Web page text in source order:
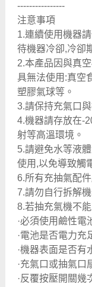
----------------
注意事項
1.連續使用機器
待機器冷卻,冷卻
2.本產品因與真
具無法使用:真空
塑膠氣球等。
3.請保持充氣口
4.機器請存放在-
射等高溫環境。
5.請避免水等液
使用,以免導致觸
6.所有充抽氣配
7.請勿自行拆解
8.若抽充氣機不
·必須使用鹼性電
·電池是否電力充
·機器表面是否有
·充氣口或抽氣口
·反覆按壓開關幾